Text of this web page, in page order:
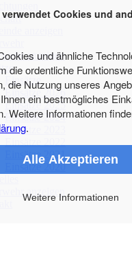
Cookies und
und ähnliche
die ordentliche
die Nutzung unseres
ein bestmögliches
Weitere Informationen
.
Alle Akzeptieren
Weitere Informationen
anzeigen
anzeigen
Einsätze
Einsätze 2026
Einsätze 2025
Einsätze 2024
Einsätze 2023
Einsätze 2021
Einsätze 2020
anzeigen